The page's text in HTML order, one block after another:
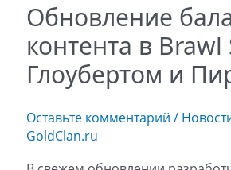
Обновление
контента в Brawl
Глоубертом и
Оставьте комментарий /
GoldClan.ru